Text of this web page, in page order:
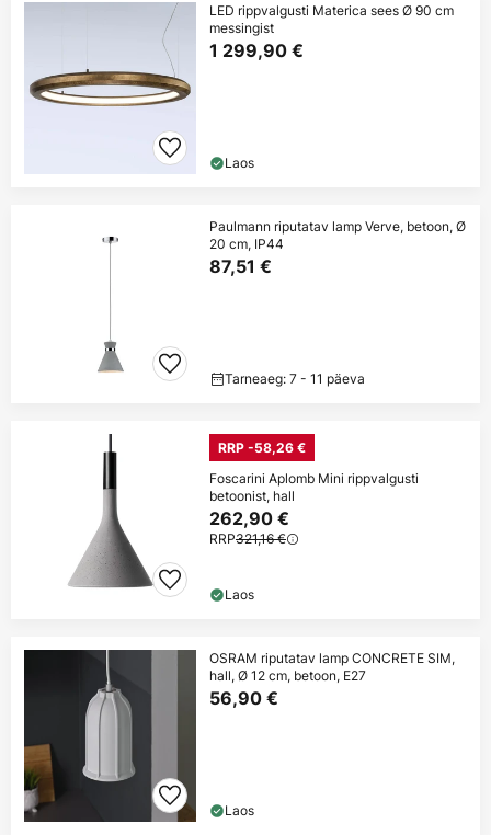
LED rippvalgusti Materica sees Ø 90 cm
messingist
1 299,90 €
Laos
Paulmann riputatav lamp Verve, betoon, Ø
20 cm, IP44
87,51 €
Tarneaeg: 7 - 11 päeva
RRP -58,26 €
Foscarini Aplomb Mini rippvalgusti
betoonist, hall
262,90 €
RRP321,16 €
Laos
OSRAM riputatav lamp CONCRETE SIM,
hall, Ø 12 cm, betoon, E27
56,90 €
Laos